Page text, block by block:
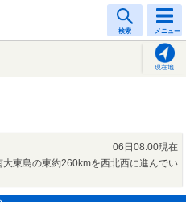
検索 メニュー
現在地
06日08:00現在
東島の東約260kmを西北西に進んでい